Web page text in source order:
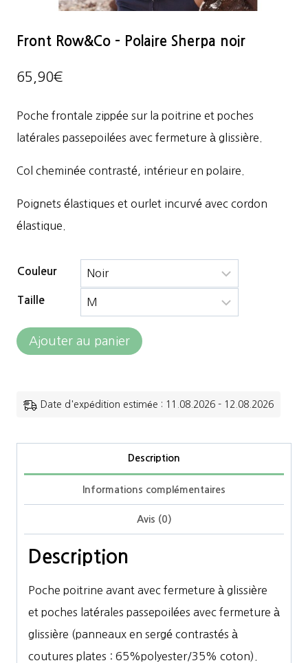
Front Row&Co – Polaire Sherpa noir
65,90€
Poche frontale zippée sur la poitrine et poches
latérales passepoilées avec fermeture à glissière.
Col cheminée contrasté, intérieur en polaire.
Poignets élastiques et ourlet incurvé avec cordon
élastique.
Couleur
Taille
quantité
Row&Co
Ajouter au panier
Date d'expédition estimée : 11.08.2026 - 12.08.2026
Description
Informations complémentaires
Avis (0)
Description
Poche poitrine avant avec fermeture à glissière
et poches latérales passepoilées avec fermeture à
glissière (panneaux en sergé contrastés à
coutures plates : 65%polyester/35% coton).